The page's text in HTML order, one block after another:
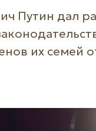
Путин дал
их семей